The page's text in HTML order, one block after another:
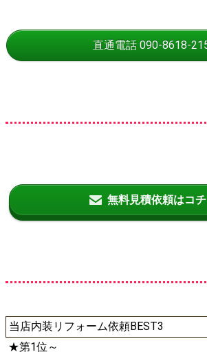
直通電話 090-8618-
無料見積依頼はコ
当店内装リフォーム依頼BEST3
★第1位～